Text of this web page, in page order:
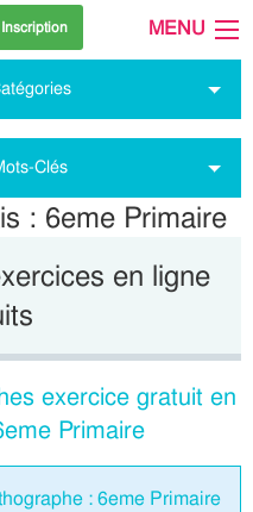
MENU
Clés
: 6eme Primaire
en ligne
exercice gratuit en
Primaire
: 6eme Primaire